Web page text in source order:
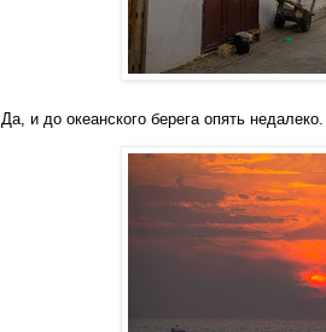
Да, и до океанского берега опять